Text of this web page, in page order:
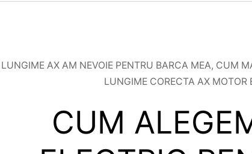
LUNGIME AX AM NEVOIE PENTRU BARCA MEA, CUM
LUNGIME CORECTA AX MOTOR
CUM